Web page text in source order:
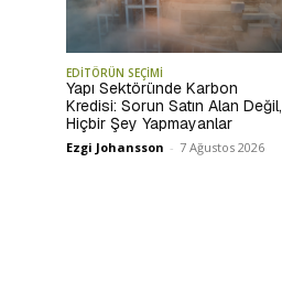
EDİTÖRÜN SEÇİMİ
Yapı Sektöründe Karbon
Kredisi: Sorun Satın Alan Değil,
Hiçbir Şey Yapmayanlar
Ezgi Johansson - 7 Ağustos 2026